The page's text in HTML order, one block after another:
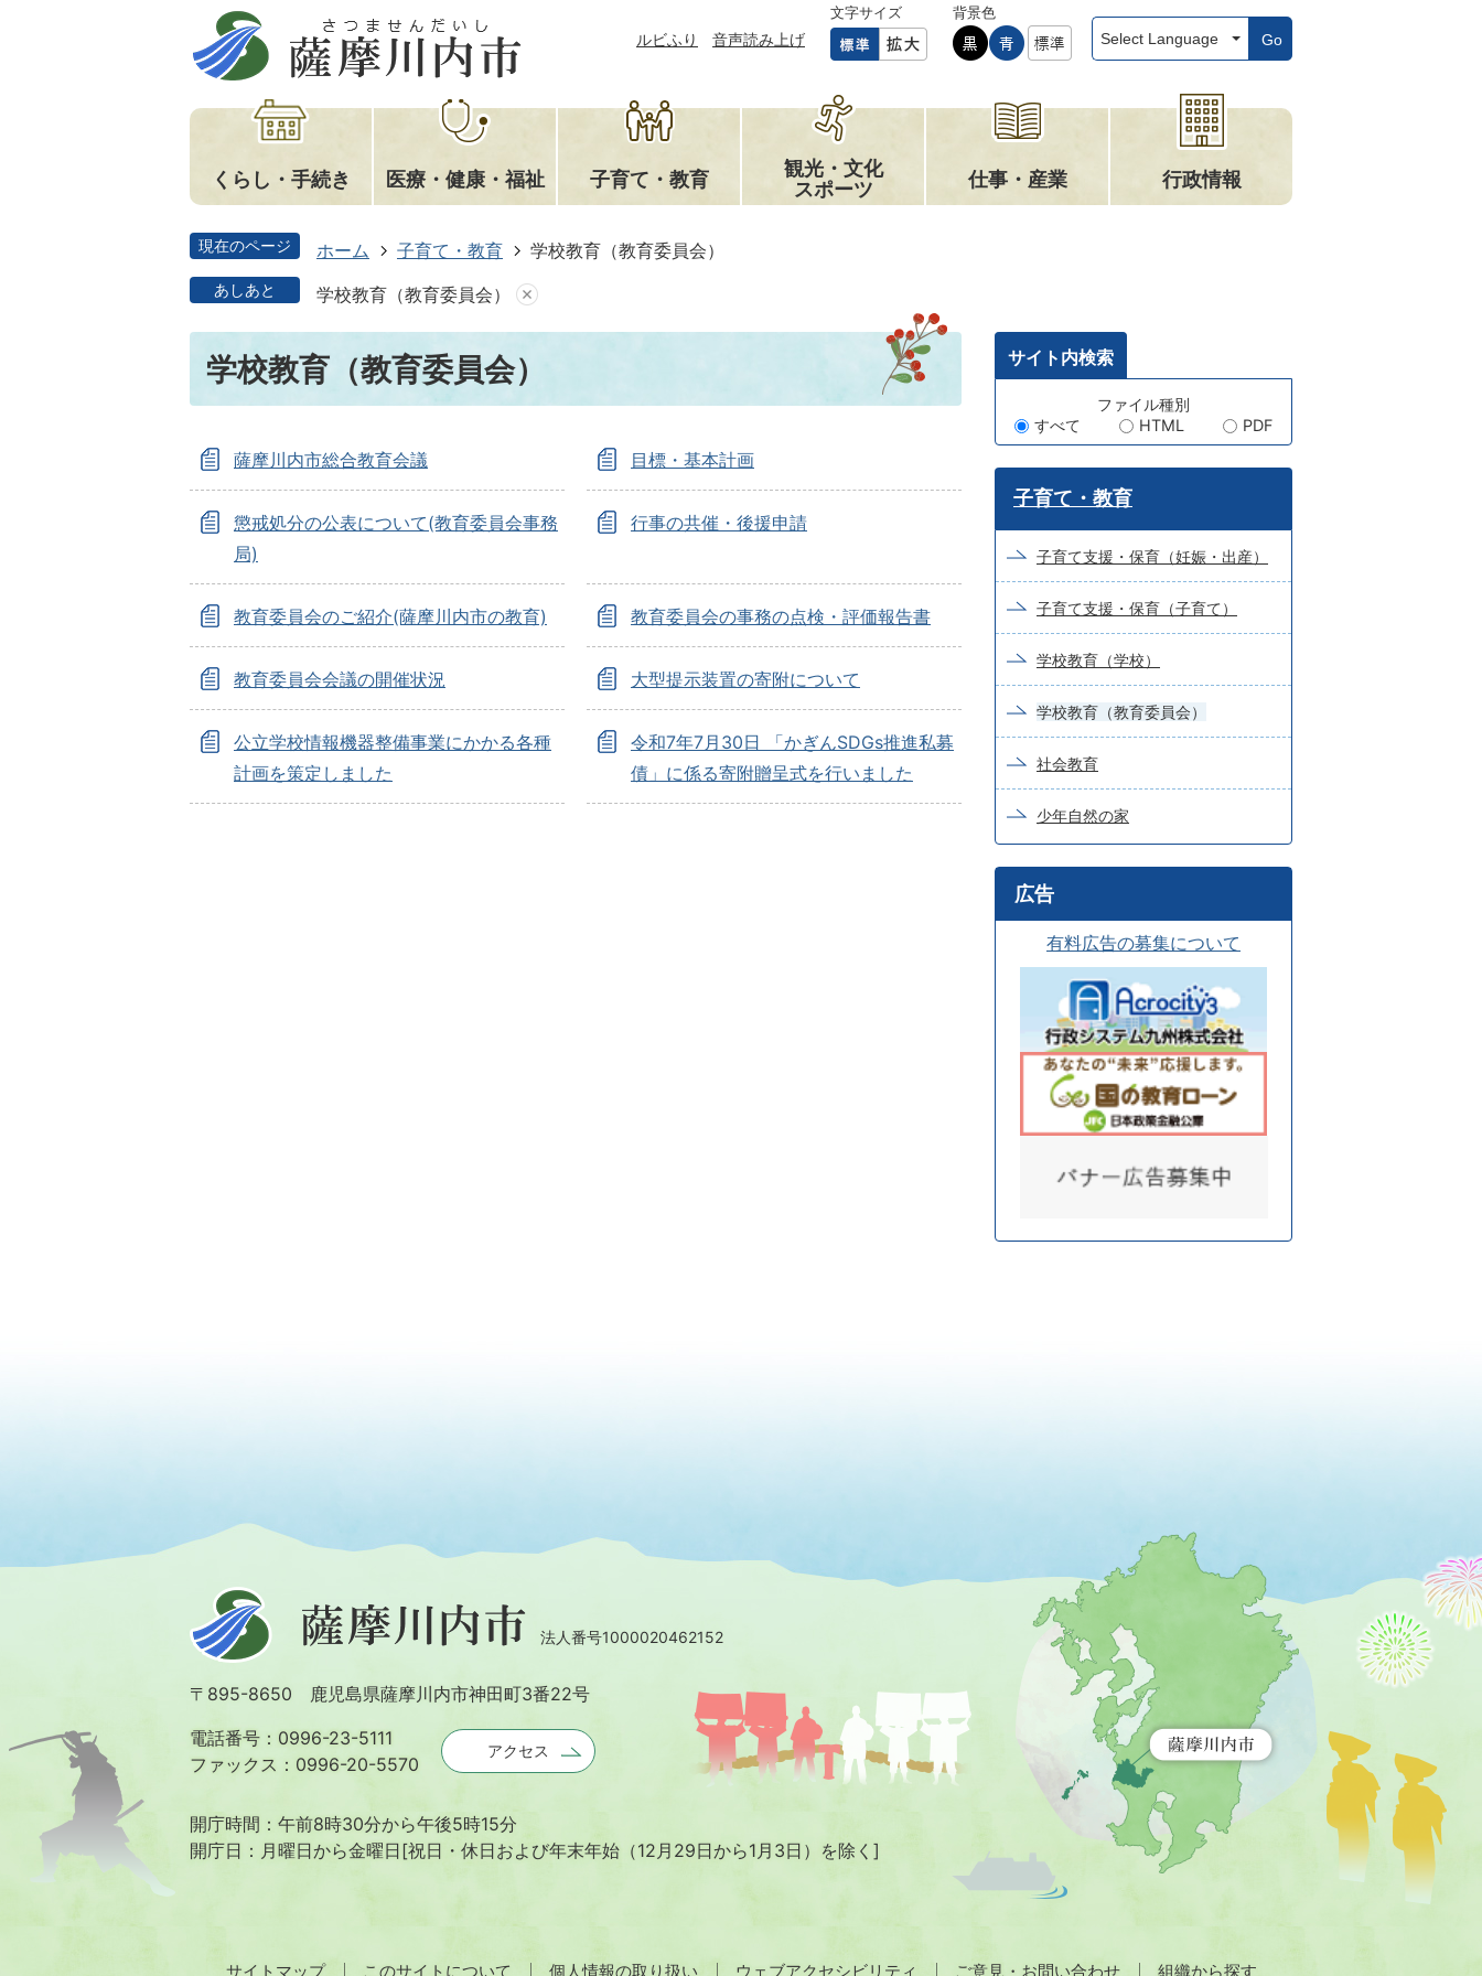
ルビふり 音声読み上げ
文字サイズ
背景色
Go
くらし・手続き 医療・健康・福祉 子育て・教育
観光・文化
スポーツ
仕事・産業 行政情報
現在のページ ホーム 子育て・教育 学校教育（教育委員会）
あしあと 学校教育（教育委員会）
学校教育（教育委員会）
薩摩川内市総合教育会議 目標・基本計画
懲戒処分の公表について(教育委員会事務
局)
行事の共催・後援申請
教育委員会のご紹介(薩摩川内市の教育) 教育委員会の事務の点検・評価報告書
教育委員会会議の開催状況 大型提示装置の寄附について
公立学校情報機器整備事業にかかる各種
計画を策定しました
令和7年7月30日 「かぎんSDGs推進私募
債」に係る寄附贈呈式を行いました
サイト内検索
ー
ワ
ー
ド
検
索
ファイル種別
すべて
HTML PDF
子育て・教育
子育て支援・保育（妊娠・出産）
子育て支援・保育（子育て）
学校教育（学校）
学校教育（教育委員会）
社会教育
少年自然の家
広告
有料広告の募集について
薩
摩
川
内
市
法人番号1000020462152
〒895-8650 鹿児島県薩摩川内市神田町3番22号
電話番号：0996-23-5111
ファックス：0996-20-5570
アクセス
開庁時間：午前8時30分から午後5時15分
開庁日：月曜日から金曜日[祝日・休日および年末年始 （12月29日から1月3日）を除く]
土
サイトマップ このサイトについて 個人情報の取り扱い ウェブアクセシビリティ ご意見・お問い合わせ 組織から探す